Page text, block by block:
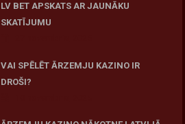
LV BET APSKATS AR JAUNĀKU
SKATĪJUMU
VAI SPĒLĒT ĀRZEMJU KAZINO IR
DROŠI?